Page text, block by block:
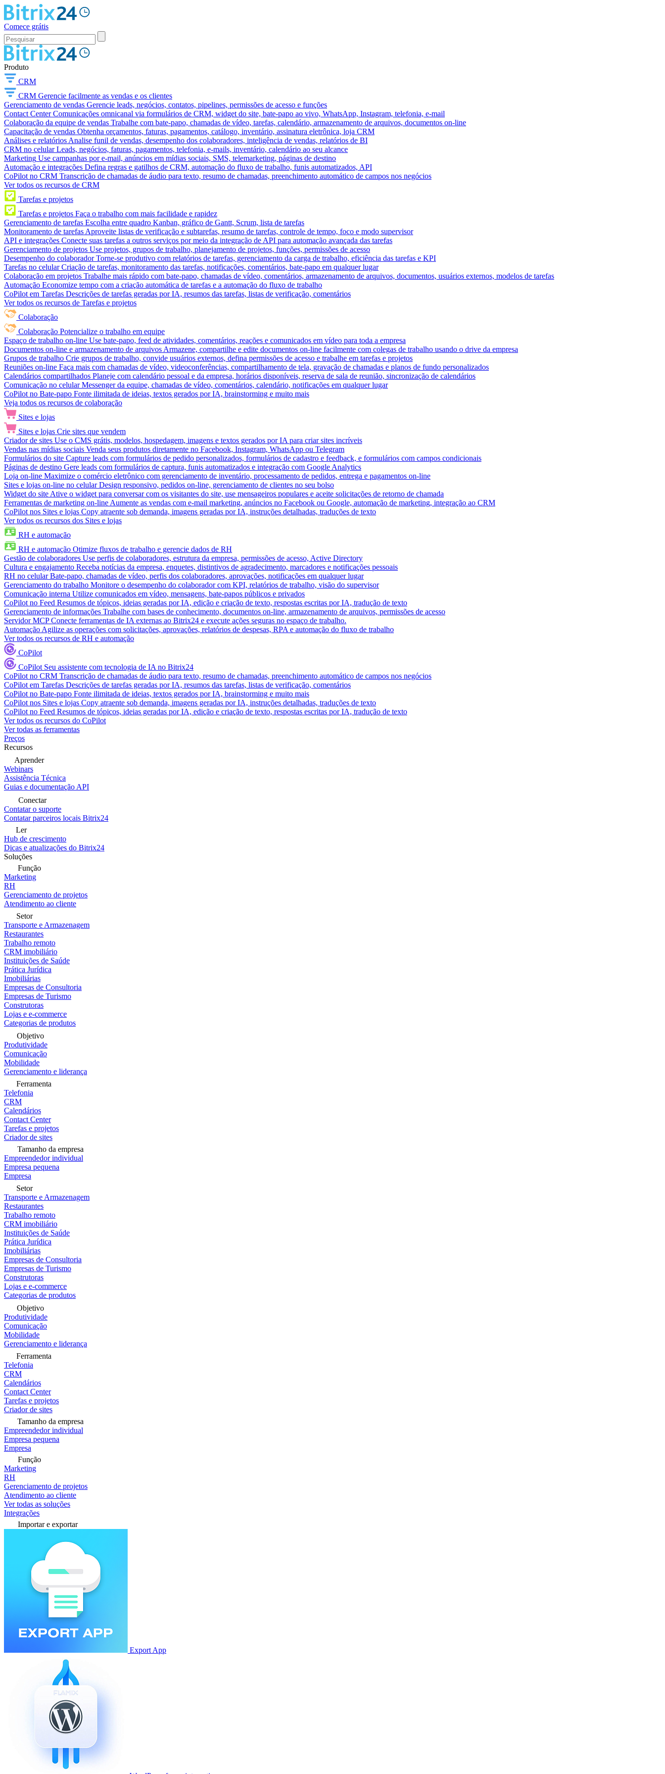
Comece grátis
Produto
CRM
CRM Gerencie facilmente as vendas e os clientes
Gerenciamento de vendas Gerencie leads, negócios, contatos, pipelines, permissões de acesso e funções
Contact Center Comunicações omnicanal via formulários de CRM, widget do site, bate-papo ao vivo, WhatsApp, Instagram, telefonia, e-mail
Colaboração da equipe de vendas Trabalhe com bate-papo, chamadas de vídeo, tarefas, calendário, armazenamento de arquivos, documentos on-line
Capacitação de vendas Obtenha orçamentos, faturas, pagamentos, catálogo, inventário, assinatura eletrônica, loja CRM
Análises e relatórios Analise funil de vendas, desempenho dos colaboradores, inteligência de vendas, relatórios de BI
CRM no celular Leads, negócios, faturas, pagamentos, telefonia, e-mails, inventário, calendário ao seu alcance
Marketing Use campanhas por e-mail, anúncios em mídias sociais, SMS, telemarketing, páginas de destino
Automação e integrações Defina regras e gatilhos de CRM, automação do fluxo de trabalho, funis automatizados, API
CoPilot no CRM Transcrição de chamadas de áudio para texto, resumo de chamadas, preenchimento automático de campos nos negócios
Ver todos os recursos de CRM
Tarefas e projetos
Tarefas e projetos Faça o trabalho com mais facilidade e rapidez
Gerenciamento de tarefas Escolha entre quadro Kanban, gráfico de Gantt, Scrum, lista de tarefas
Monitoramento de tarefas Aproveite listas de verificação e subtarefas, resumo de tarefas, controle de tempo, foco e modo supervisor
API e integrações Conecte suas tarefas a outros serviços por meio da integração de API para automação avançada das tarefas
Gerenciamento de projetos Use projetos, grupos de trabalho, planejamento de projetos, funções, permissões de acesso
Desempenho do colaborador Torne-se produtivo com relatórios de tarefas, gerenciamento da carga de trabalho, eficiência das tarefas e KPI
Tarefas no celular Criação de tarefas, monitoramento das tarefas, notificações, comentários, bate-papo em qualquer lugar
Colaboração em projetos Trabalhe mais rápido com bate-papo, chamadas de vídeo, comentários, armazenamento de arquivos, documentos, usuários externos, modelos de tarefas
Automação Economize tempo com a criação automática de tarefas e a automação do fluxo de trabalho
CoPilot em Tarefas Descrições de tarefas geradas por IA, resumos das tarefas, listas de verificação, comentários
Ver todos os recursos de Tarefas e projetos
Colaboração
Colaboração Potencialize o trabalho em equipe
Espaço de trabalho on-line Use bate-papo, feed de atividades, comentários, reações e comunicados em vídeo para toda a empresa
Documentos on-line e armazenamento de arquivos Armazene, compartilhe e edite documentos on-line facilmente com colegas de trabalho usando o drive da empresa
Grupos de trabalho Crie grupos de trabalho, convide usuários externos, defina permissões de acesso e trabalhe em tarefas e projetos
Reuniões on-line Faça mais com chamadas de vídeo, videoconferências, compartilhamento de tela, gravação de chamadas e planos de fundo personalizados
Calendários compartilhados Planeje com calendário pessoal e da empresa, horários disponíveis, reserva de sala de reunião, sincronização de calendários
Comunicação no celular Messenger da equipe, chamadas de vídeo, comentários, calendário, notificações em qualquer lugar
CoPilot no Bate-papo Fonte ilimitada de ideias, textos gerados por IA, brainstorming e muito mais
Veja todos os recursos de colaboração
Sites e lojas
Sites e lojas Crie sites que vendem
Criador de sites Use o CMS grátis, modelos, hospedagem, imagens e textos gerados por IA para criar sites incríveis
Vendas nas mídias sociais Venda seus produtos diretamente no Facebook, Instagram, WhatsApp ou Telegram
Formulários do site Capture leads com formulários de pedido personalizados, formulários de cadastro e feedback, e formulários com campos condicionais
Páginas de destino Gere leads com formulários de captura, funis automatizados e integração com Google Analytics
Loja on-line Maximize o comércio eletrônico com gerenciamento de inventário, processamento de pedidos, entrega e pagamentos on-line
Sites e lojas on-line no celular Design responsivo, pedidos on-line, gerenciamento de clientes no seu bolso
Widget do site Ative o widget para conversar com os visitantes do site, use mensageiros populares e aceite solicitações de retorno de chamada
Ferramentas de marketing on-line Aumente as vendas com e-mail marketing, anúncios no Facebook ou Google, automação de marketing, integração ao CRM
CoPilot nos Sites e lojas Copy atraente sob demanda, imagens geradas por IA, instruções detalhadas, traduções de texto
Ver todos os recursos dos Sites e lojas
RH e automação
RH e automação Otimize fluxos de trabalho e gerencie dados de RH
Gestão de colaboradores Use perfis de colaboradores, estrutura da empresa, permissões de acesso, Active Directory
Cultura e engajamento Receba notícias da empresa, enquetes, distintivos de agradecimento, marcadores e notificações pessoais
RH no celular Bate-papo, chamadas de vídeo, perfis dos colaboradores, aprovações, notificações em qualquer lugar
Gerenciamento do trabalho Monitore o desempenho do colaborador com KPI, relatórios de trabalho, visão do supervisor
Comunicação interna Utilize comunicados em vídeo, mensagens, bate-papos públicos e privados
CoPilot no Feed Resumos de tópicos, ideias geradas por IA, edição e criação de texto, respostas escritas por IA, tradução de texto
Gerenciamento de informações Trabalhe com bases de conhecimento, documentos on-line, armazenamento de arquivos, permissões de acesso
Servidor MCP Conecte ferramentas de IA externas ao Bitrix24 e execute ações seguras no espaço de trabalho.
Automação Agilize as operações com solicitações, aprovações, relatórios de despesas, RPA e automação do fluxo de trabalho
Ver todos os recursos de RH e automação
CoPilot
CoPilot Seu assistente com tecnologia de IA no Bitrix24
CoPilot no CRM Transcrição de chamadas de áudio para texto, resumo de chamadas, preenchimento automático de campos nos negócios
CoPilot em Tarefas Descrições de tarefas geradas por IA, resumos das tarefas, listas de verificação, comentários
CoPilot no Bate-papo Fonte ilimitada de ideias, textos gerados por IA, brainstorming e muito mais
CoPilot nos Sites e lojas Copy atraente sob demanda, imagens geradas por IA, instruções detalhadas, traduções de texto
CoPilot no Feed Resumos de tópicos, ideias geradas por IA, edição e criação de texto, respostas escritas por IA, tradução de texto
Ver todos os recursos do CoPilot
Ver todas as ferramentas
Preços
Recursos
Aprender
Webinars
Assistência Técnica
Guias e documentação API
Conectar
Contatar o suporte
Contatar parceiros locais Bitrix24
Ler
Hub de crescimento
Dicas e atualizações do Bitrix24
Soluções
Função
Marketing
RH
Gerenciamento de projetos
Atendimento ao cliente
Setor
Transporte e Armazenagem
Restaurantes
Trabalho remoto
CRM imobiliário
Instituições de Saúde
Prática Jurídica
Imobiliárias
Empresas de Consultoria
Empresas de Turismo
Construtoras
Lojas e e-commerce
Categorias de produtos
Objetivo
Produtividade
Comunicação
Mobilidade
Gerenciamento e liderança
Ferramenta
Telefonia
CRM
Calendários
Contact Center
Tarefas e projetos
Criador de sites
Tamanho da empresa
Empreendedor individual
Empresa pequena
Empresa
Setor
Transporte e Armazenagem
Restaurantes
Trabalho remoto
CRM imobiliário
Instituições de Saúde
Prática Jurídica
Imobiliárias
Empresas de Consultoria
Empresas de Turismo
Construtoras
Lojas e e-commerce
Categorias de produtos
Objetivo
Produtividade
Comunicação
Mobilidade
Gerenciamento e liderança
Ferramenta
Telefonia
CRM
Calendários
Contact Center
Tarefas e projetos
Criador de sites
Tamanho da empresa
Empreendedor individual
Empresa pequena
Empresa
Função
Marketing
RH
Gerenciamento de projetos
Atendimento ao cliente
Ver todas as soluções
Integrações
Importar e exportar
Export App